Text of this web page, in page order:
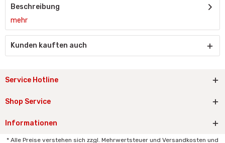
Beschreibung
mehr
Kunden kauften auch
Service Hotline
Shop Service
Informationen
* Alle Preise verstehen sich zzgl. Mehrwertsteuer und Versandkosten und